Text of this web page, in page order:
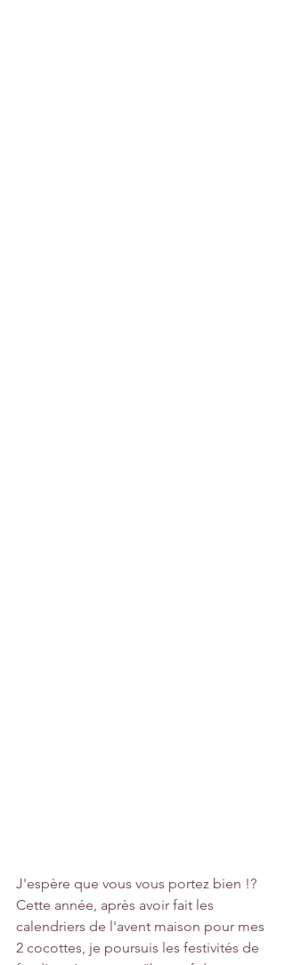
J'espère que vous vous portez bien !?
Cette année, après avoir fait les
calendriers de l'avent maison pour mes
2 cocottes, je poursuis les festivités de